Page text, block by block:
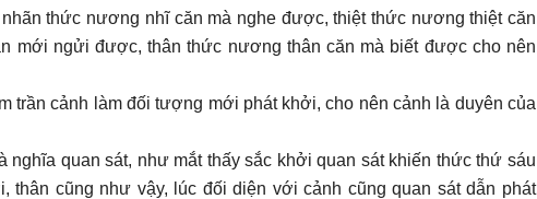
thức nương nhĩ căn mà nghe được, thiệt thức nương thiệt căn
mới ngửi được, thân thức nương thân căn mà biết được cho nên
trần cảnh làm đối tượng mới phát khởi, cho nên cảnh là duyên của
nghĩa quan sát, như mắt thấy sắc khởi quan sát khiến thức thứ sáu
thân cũng như vậy, lúc đối diện với cảnh cũng quan sát dẫn phát